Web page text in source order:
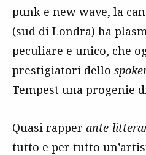
punk e new wave, la
(sud di Londra) ha
peculiare e unico, che
prestigiatori dello
Tempest una progenie
Quasi rapper ante-
tutto e per tutto